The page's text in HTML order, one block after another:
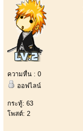
ความหื่น : 0
ออฟไลน์
กระทู้: 63
โพสต์: 2